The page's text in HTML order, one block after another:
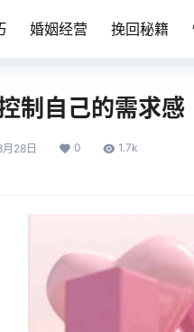
婚姻经营 挽回秘籍
制自己的需求感
28日 0 1.7k